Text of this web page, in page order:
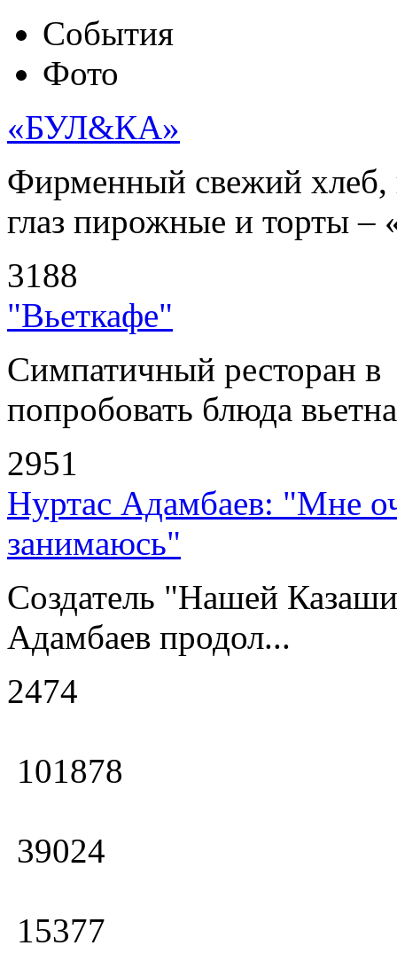
События
Фото
«БУЛ&КА»
Фирменный свежий хлеб,
глаз пирожные и торты
3188
"Вьеткафе"
Симпатичный ресторан
попробовать блюда
2951
Нуртас Адамбаев: "Мне
занимаюсь"
Создатель "Нашей
Адамбаев продол...
2474
101878
39024
15377